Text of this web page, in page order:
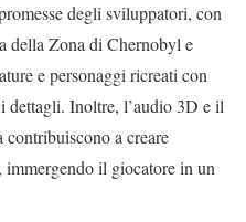
degli sviluppatori, con
della Zona di Chernobyl e
e personaggi ricreati con
dettagli. Inoltre, l’audio 3D e il
a creare
immergendo il giocatore in un